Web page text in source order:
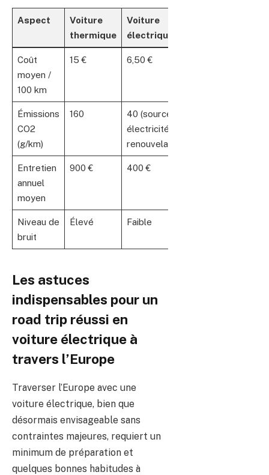
Aspect
Voiture
thermique
Voiture
électrique
Coût
moyen /
100 km
15 € 6,50 €
Émissions
CO2
(g/km)
160
40 (source
électricité
renouvelable)
Entretien
annuel
moyen
900 € 400 €
Niveau de
bruit
Élevé Faible
Les astuces
indispensables pour un
road trip réussi en
voiture électrique à
travers l’Europe
Traverser l’Europe avec une
voiture électrique, bien que
désormais envisageable sans
contraintes majeures, requiert un
minimum de préparation et
quelques bonnes habitudes à